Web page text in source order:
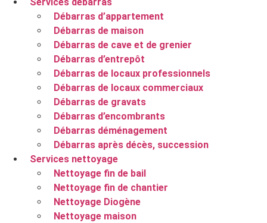
Services débarras
Débarras d’appartement
Débarras de maison
Débarras de cave et de grenier
Débarras d’entrepôt
Débarras de locaux professionnels
Débarras de locaux commerciaux
Débarras de gravats
Débarras d’encombrants
Débarras déménagement
Débarras après décès, succession
Services nettoyage
Nettoyage fin de bail
Nettoyage fin de chantier
Nettoyage Diogène
Nettoyage maison